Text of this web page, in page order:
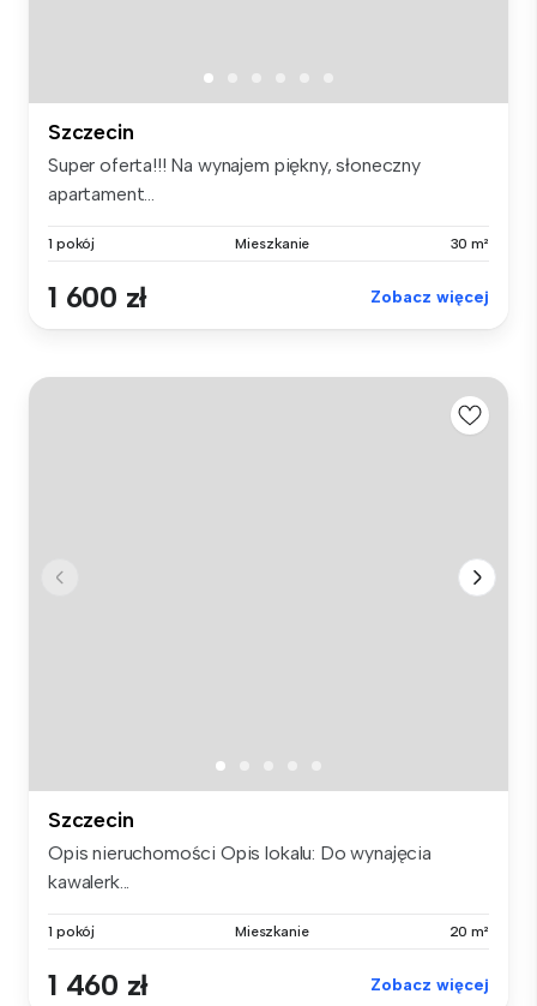
Szczecin
Super oferta!!! Na wynajem piękny, słoneczny
apartament...
1 pokój Mieszkanie 30 m²
1 600 zł Zobacz więcej
Szczecin
Opis nieruchomości Opis lokalu: Do wynajęcia
kawalerk...
1 pokój Mieszkanie 20 m²
1 460 zł Zobacz więcej